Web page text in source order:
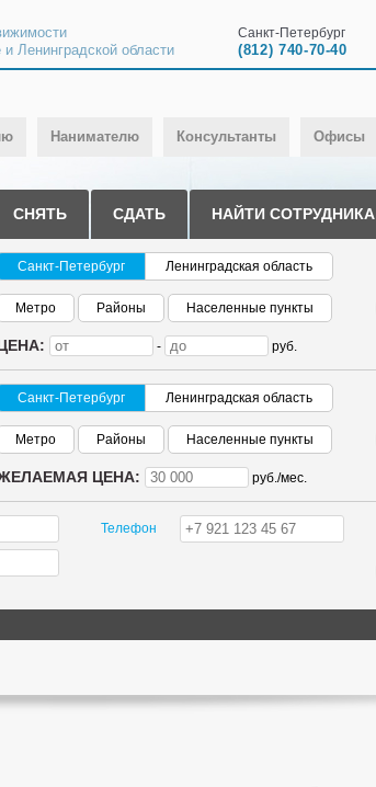
и Ленинградской области
Санкт-Петербург
(812) 740-70-40
Нанимателю Консультанты Офисы
СНЯТЬ СДАТЬ НАЙТИ СОТРУДНИКА
Санкт-Петербург Ленинградская область
Метро Районы Населенные пункты
- руб.
Санкт-Петербург Ленинградская область
Метро Районы Населенные пункты
ЦЕНА: руб./мес.
Телефон